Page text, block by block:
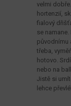
velmi
hortenzií,
fialový
se
původnímu
třeba,
hotovo.
nebo na
Jistě si
lehce